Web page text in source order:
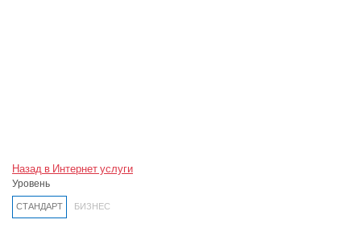
Назад в Интернет услуги
Уровень
СТАНДАРТ БИЗНЕС